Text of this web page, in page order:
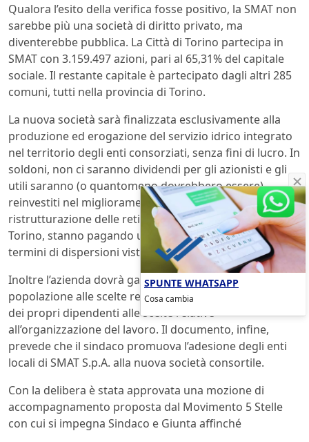
Qualora l’esito della verifica fosse positivo, la SMAT non
sarebbe più una società di diritto privato, ma
diventerebbe pubblica. La Città di Torino partecipa in
SMAT con 3.159.497 azioni, pari al 65,31% del capitale
sociale. Il restante capitale è partecipato dagli altri 285
comuni, tutti nella provincia di Torino.
La nuova società sarà finalizzata esclusivamente alla
produzione ed erogazione del servizio idrico integrato
nel territorio degli enti consorziati, senza fini di lucro. In
soldoni, non ci saranno dividendi per gli azionisti e gli
utili saranno (o quantomeno dovrebbero essere)
reinvestiti nel miglioramento delle strutture e nella
ristrutturazione delle reti idriche che, specialmente a
Torino, stanno pagando un prezzo salatissimo in
termini di dispersioni vista la vetustà della rete.
Inoltre l’azienda dovrà garantire la partecipazione della
popolazione alle scelte relative al servizio da erogare,
dei propri dipendenti alle scelte relative
all’organizzazione del lavoro. Il documento, infine,
prevede che il sindaco promuova l’adesione degli enti
locali di SMAT S.p.A. alla nuova società consortile.
Con la delibera è stata approvata una mozione di
accompagnamento proposta dal Movimento 5 Stelle
con cui si impegna Sindaco e Giunta affinché
SPUNTE WHATSAPP
Cosa cambia